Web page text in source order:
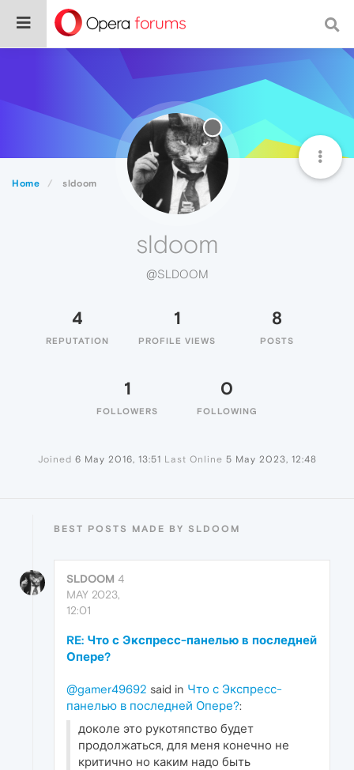
Home sldoom
sldoom
@SLDOOM
4
REPUTATION
1
PROFILE VIEWS
8
POSTS
1
FOLLOWERS
0
FOLLOWING
Joined 6 May 2016, 13:51 Last Online 5 May 2023, 12:48
BEST POSTS MADE BY SLDOOM
SLDOOM 4
MAY 2023,
12:01
RE: Что с Экспресс-панелью в последней
Опере?
@gamer49692 said in Что с Экспресс-
панелью в последней Опере?:
доколе это рукотяпство будет
продолжаться, для меня конечно не
критично но каким надо быть